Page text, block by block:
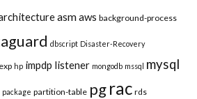
asmaws background-process
dbscript Disaster-Recovery
exp hp impdp listener mongodb mssql mysql
package partition-table pgrac rds